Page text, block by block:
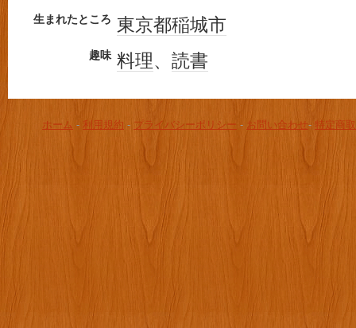
生まれたところ 東京都稲城市
趣味 料理、 読書
ホーム - 利用規約 - プライバシーポリシー - お問い合わせ- 特定商